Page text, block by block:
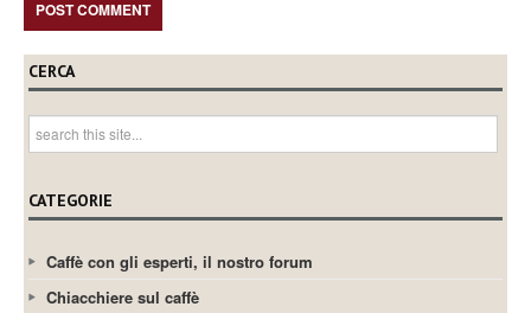
CERCA
CATEGORIE
Caffè con gli esperti, il nostro forum
Chiacchiere sul caffè